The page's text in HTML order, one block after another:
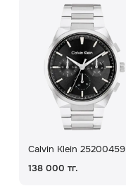
Calvin Klein 25200459
138 000 тг.